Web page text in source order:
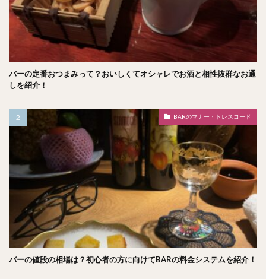
バーの定番おつまみって？おいしくてオシャレでお酒と相性抜群なお通
しを紹介！
BARのマナー・ドレスコード
バーの値段の相場は？初心者の方に向けてBARの料金システムを紹介！